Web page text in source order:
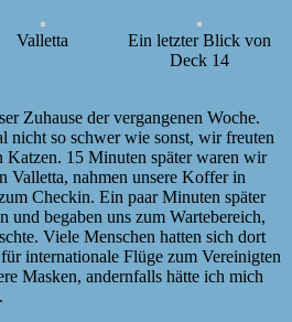
Valletta
Ein letzter Blick von
Deck 14
Zuhause der vergangenen Woche.
nicht so schwer wie sonst, wir freuten
Katzen. 15 Minuten später waren wir
Valletta, nahmen unsere Koffer in
Checkin. Ein paar Minuten später
und begaben uns zum Wartebereich,
Viele Menschen hatten sich dort
internationale Flüge zum Vereinigten
Masken, andernfalls hätte ich mich